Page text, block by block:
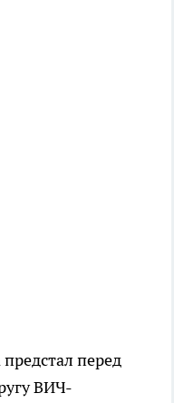
перед
ВИЧ-